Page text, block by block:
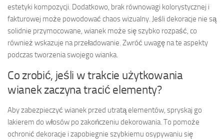
estetyki kompozycji. Dodatkowo, brak równowagi kolorystycznej i
fakturowej może powodować chaos wizualny. Jeśli dekoracje nie są
solidnie przymocowane, wianek może się szybko rozpaść, co
również wskazuje na przeładowanie. Zwróć uwagę na te aspekty
podczas tworzenia swojego wianka.
Co zrobić, jeśli w trakcie użytkowania
wianek zaczyna tracić elementy?
Aby zabezpieczyć wianek przed utratą elementów, spryskaj go
lakierem do włosów po zakończeniu dekorowania. To pomoże
ochronić dekoracje i zapobiegnie szybkiemu osypywaniu się